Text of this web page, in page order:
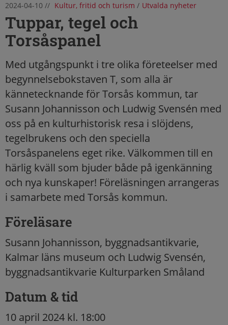
2024-04-10 // Kultur, fritid och turism / Utvalda nyheter
Tuppar, tegel och
Torsåspanel
Med utgångspunkt i tre olika företeelser med
begynnelsebokstaven T, som alla är
kännetecknande för Torsås kommun, tar
Susann Johannisson och Ludwig Svensén med
oss på en kulturhistorisk resa i slöjdens,
tegelbrukens och den speciella
Torsåspanelens eget rike. Välkommen till en
härlig kväll som bjuder både på igenkänning
och nya kunskaper! Föreläsningen arrangeras
i samarbete med Torsås kommun.
Föreläsare
Susann Johannisson, byggnadsantikvarie,
Kalmar läns museum och Ludwig Svensén,
byggnadsantikvarie Kulturparken Småland
Datum & tid
10 april 2024 kl. 18:00